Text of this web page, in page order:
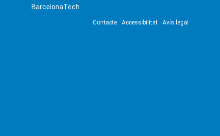
BarcelonaTech
Contacte Accessibilitat Avís legal